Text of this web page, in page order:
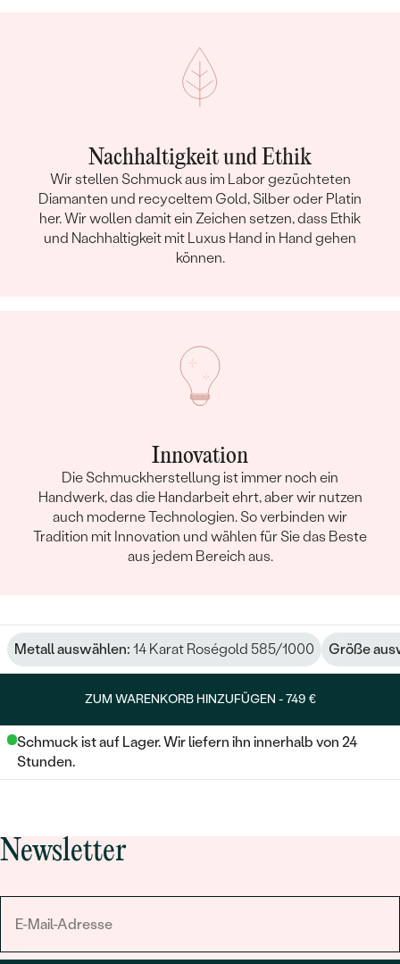
Nachhaltigkeit und Ethik
Wir stellen Schmuck aus im Labor gezüchteten
Diamanten und recyceltem Gold, Silber oder Platin
her. Wir wollen damit ein Zeichen setzen, dass Ethik
und Nachhaltigkeit mit Luxus Hand in Hand gehen
können.
Innovation
Die Schmuckherstellung ist immer noch ein
Handwerk, das die Handarbeit ehrt, aber wir nutzen
auch moderne Technologien. So verbinden wir
Tradition mit Innovation und wählen für Sie das Beste
aus jedem Bereich aus.
Metall auswählen: 14 Karat Roségold 585/1000 Größe
ZUM WARENKORB HINZUFÜGEN -749 €
Schmuck ist auf Lager. Wir liefern ihn innerhalb von 24
Stunden.
Newsletter